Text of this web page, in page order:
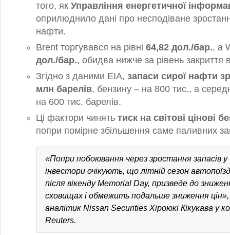
того, як Управління енергетичної
оприлюднило дані про несподіване
нафти.
Brent торгувався на рівні 64,82 дол./бар., а
дол./бар., обидва нижче за рівень закриття
Згідно з даними EIA, запаси сирої нафти
млн барелів, бензину – на 800 тис., а
на 600 тис. барелів.
Ці фактори чинять тиск на світові цінові
попри помірне збільшення саме паливних
«Попри побоювання через зростання запасів
інвестори очікують, що літній сезон
після вікенду Memorial Day, призведе до
сховищах і обмежить подальше зниження
аналітик Nissan Securities Хіроюкі Кікукава у
Reuters.